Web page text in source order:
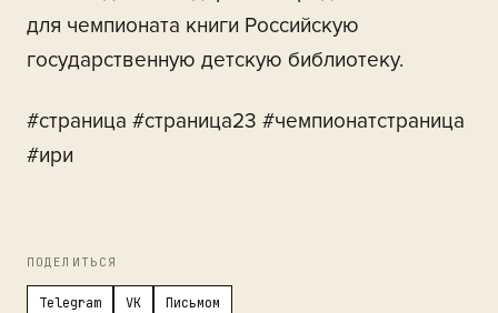
для чемпионата книги Российскую
государственную детскую библиотеку.
#страница #страница23 #чемпионатстраница
#ири
ПОДЕЛИТЬСЯ
Telegram VK Письмом